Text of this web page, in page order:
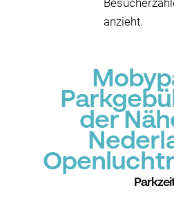
anzieht.
der